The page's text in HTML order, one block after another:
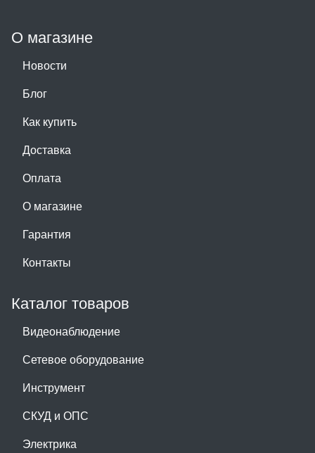
О магазине
Новости
Блог
Как купить
Доставка
Оплата
О магазине
Гарантия
Контакты
Каталог товаров
Видеонаблюдение
Сетевое оборудование
Инструмент
СКУД и ОПС
Электрика